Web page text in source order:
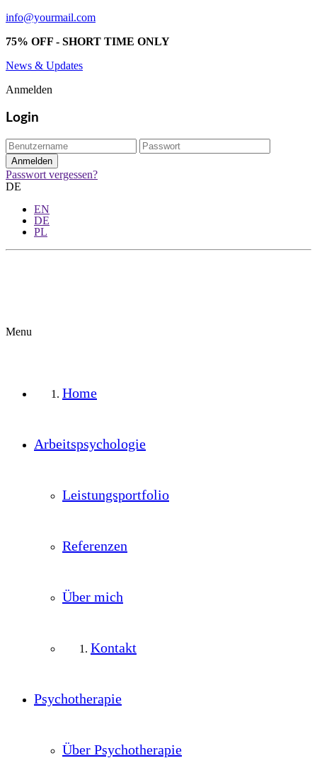
info@yourmail.com
75% OFF - SHORT TIME ONLY
News & Updates
Anmelden
Login
Passwort vergessen?
DE
EN
DE
PL
Menu
Home
Arbeitspsychologie
Leistungsportfolio
Referenzen
Über mich
Kontakt
Psychotherapie
Über Psychotherapie